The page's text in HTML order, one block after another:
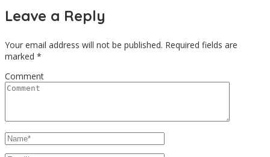
Leave a Reply
Your email address will not be published. Required fields are
marked *
Comment